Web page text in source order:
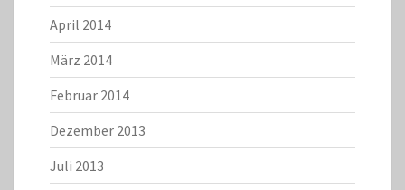
April 2014
März 2014
Februar 2014
Dezember 2013
Juli 2013